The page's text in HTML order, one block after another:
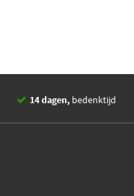
14 dagen, bedenktijd